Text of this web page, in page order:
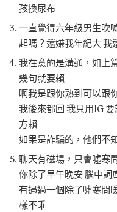
孩換尿布
一直覺得六年級男生吹
起嗎？還嫌我年紀大 我
我在意的是溝通，如上
幾句就要賴
啊我是跟你熟到可以跟
我後來都回 我只用IG
方賴
如果是詐騙的，他們不
聊天有磁場，只會噓寒
你除了早午晚安 腦中詞
有遇過一個除了噓寒問
樣不乖